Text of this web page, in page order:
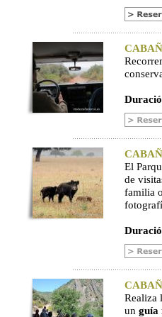
El
de
familia
Realiza
un guía